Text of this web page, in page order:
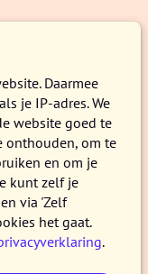
Daarmee
je IP-adres. We
website goed te
onthouden, om te
en om je
kunt zelf je
via 'Zelf
het gaat.
.
online